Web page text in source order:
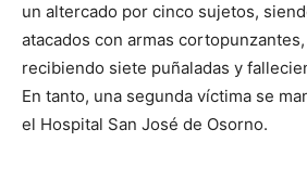
un altercado por cinco sujetos,
atacados con armas
recibiendo siete puñaladas y
En tanto, una segunda víctima se
el Hospital San José de Osorno.